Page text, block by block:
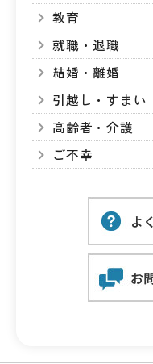
教育
就職・退職
結婚・離婚
引越し・すまい
高齢者・介護
ご不幸